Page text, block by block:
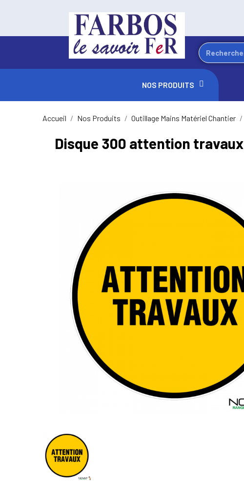
NOS PRODUITS
Accueil Nos Produits Outillage Mains Matériel Chantier
Disque 300 attention travaux